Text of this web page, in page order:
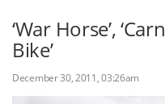
Classifieds
Categorías
‘War Horse’,
Bike’
December 30, 2011, 03:26am